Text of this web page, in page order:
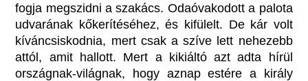
fogja megszidni a szakács. Odaóvakodott a palota
udvarának kőkerítéséhez, és kifülelt. De kár volt
kíváncsiskodnia, mert csak a szíve lett nehezebb
attól, amit hallott. Mert a kikiáltó azt adta hírül
országnak-világnak, hogy aznap estére a király